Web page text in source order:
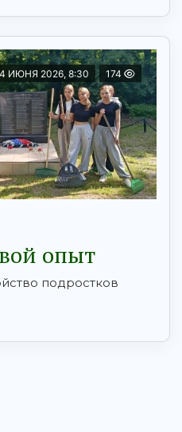
ИЮНЯ 2026, 8:30 174
опыт
подростков